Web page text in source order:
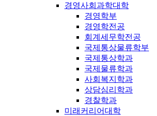
경영사회과학대학
경영학부
경영학전공
회계세무학전공
국제통상물류학부
국제통상학과
국제물류학과
사회복지학과
상담심리학과
경찰학과
미래커리어대학